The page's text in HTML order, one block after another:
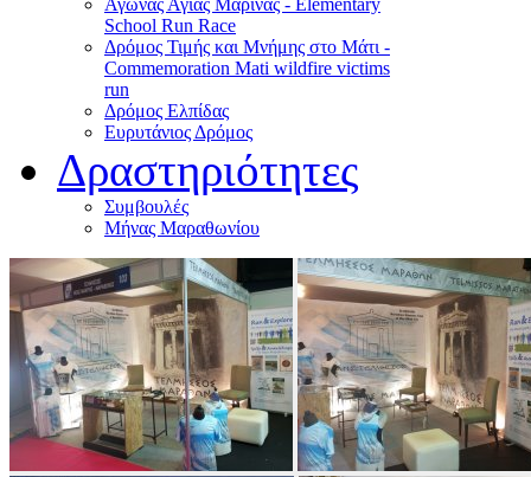
Αγώνας Αγίας Μαρίνας - Elementary
School Run Race
Δρόμος Τιμής και Μνήμης στο Μάτι -
Commemoration Mati wildfire victims
run
Δρόμος Ελπίδας
Ευρυτάνιος Δρόμος
Δραστηριότητες
Συμβουλές
Μήνας Μαραθωνίου